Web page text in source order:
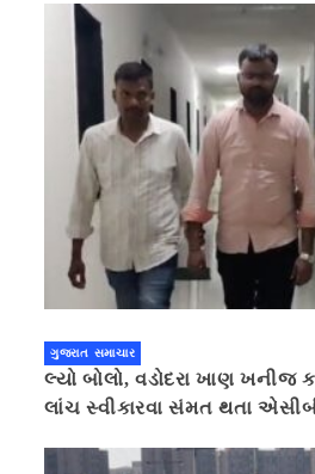
ગુજરાત સમાચાર
લ્યો બોલો, વડોદરા ખાણ ખનીજ
લાંચ સ્વીકારવા સંમત થતા